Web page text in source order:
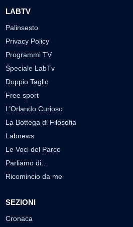
LABTV
Palinsesto
Privacy Policy
Programmi TV
Speciale LabTv
Doppio Taglio
Free sport
L’Orlando Curioso
La Bottega di Filosofia
Labnews
Le Voci del Parco
Parliamo di…
Ricomincio da me
SEZIONI
Cronaca